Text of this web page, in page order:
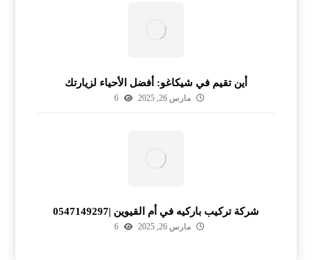
أين تقيم في شيكاغو: أفضل الأحياء لزيارتك
مارس 26, 2025 6
شركة تركيب باركيه في أم القيوين |0547149297
مارس 26, 2025 6